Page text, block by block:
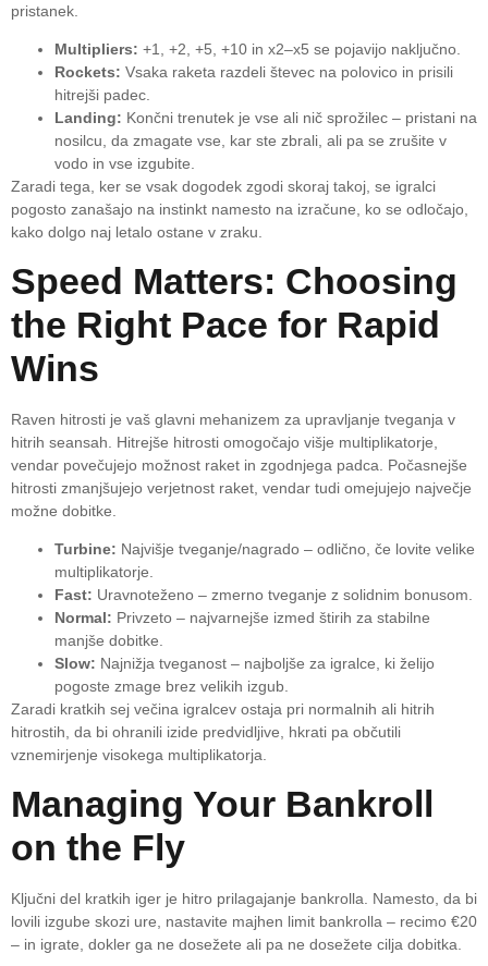
pristanek.
Multipliers: +1, +2, +5, +10 in x2–x5 se pojavijo naključno.
Rockets: Vsaka raketa razdeli števec na polovico in prisili
hitrejši padec.
Landing: Končni trenutek je vse ali nič sprožilec – pristani na
nosilcu, da zmagate vse, kar ste zbrali, ali pa se zrušite v
vodo in vse izgubite.
Zaradi tega, ker se vsak dogodek zgodi skoraj takoj, se igralci
pogosto zanašajo na instinkt namesto na izračune, ko se odločajo,
kako dolgo naj letalo ostane v zraku.
Speed Matters: Choosing
the Right Pace for Rapid
Wins
Raven hitrosti je vaš glavni mehanizem za upravljanje tveganja v
hitrih seansah. Hitrejše hitrosti omogočajo višje multiplikatorje,
vendar povečujejo možnost raket in zgodnjega padca. Počasnejše
hitrosti zmanjšujejo verjetnost raket, vendar tudi omejujejo največje
možne dobitke.
Turbine: Najvišje tveganje/nagrado – odlično, če lovite velike
multiplikatorje.
Fast: Uravnoteženo – zmerno tveganje z solidnim bonusom.
Normal: Privzeto – najvarnejše izmed štirih za stabilne
manjše dobitke.
Slow: Najnižja tveganost – najboljše za igralce, ki želijo
pogoste zmage brez velikih izgub.
Zaradi kratkih sej večina igralcev ostaja pri normalnih ali hitrih
hitrostih, da bi ohranili izide predvidljive, hkrati pa občutili
vznemirjenje visokega multiplikatorja.
Managing Your Bankroll
on the Fly
Ključni del kratkih iger je hitro prilagajanje bankrolla. Namesto, da bi
lovili izgube skozi ure, nastavite majhen limit bankrolla – recimo €20
– in igrate, dokler ga ne dosežete ali pa ne dosežete cilja dobitka.